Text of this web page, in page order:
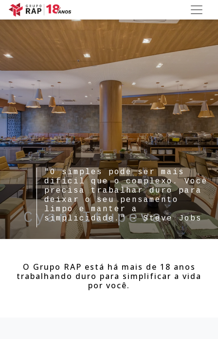
Cyan Itupeva
"O simples pode ser mais
difícil que o complexo. Você
precisa trabalhar duro para
deixar o seu pensamento
limpo e manter a
simplicidade." - Steve Jobs
O Grupo RAP está há mais de 18 anos
trabalhando duro para simplificar a vida
por você.